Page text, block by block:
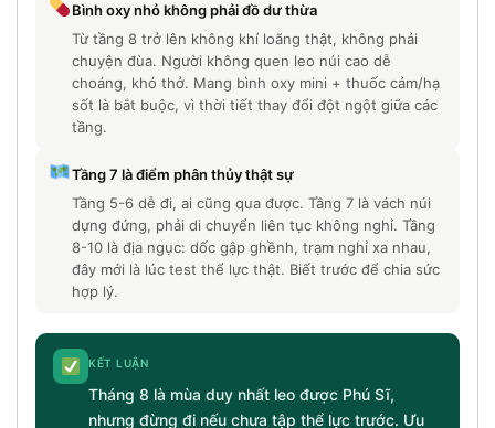
Bình oxy nhỏ không phải đồ dư thừa
Từ tầng 8 trở lên không khí loãng thật, không phải
chuyện đùa. Người không quen leo núi cao dễ
choáng, khó thở. Mang bình oxy mini + thuốc cảm/hạ
sốt là bắt buộc, vì thời tiết thay đổi đột ngột giữa các
tầng.
Tầng 7 là điểm phân thủy thật sự
Tầng 5-6 dễ đi, ai cũng qua được. Tầng 7 là vách núi
dựng đứng, phải di chuyển liên tục không nghỉ. Tầng
8-10 là địa ngục: dốc gập ghềnh, trạm nghỉ xa nhau,
đây mới là lúc test thể lực thật. Biết trước để chia sức
hợp lý.
KẾT LUẬN
Tháng 8 là mùa duy nhất leo được Phú Sĩ,
nhưng đừng đi nếu chưa tập thể lực trước. Ưu